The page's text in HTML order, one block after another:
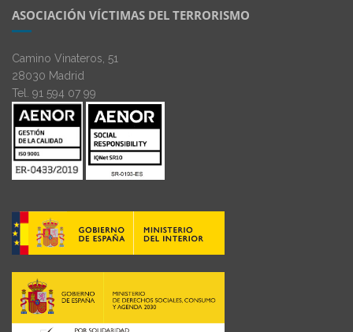
ASOCIACIÓN VÍCTIMAS DEL TERRORISMO
Camino Vinateros, 51
28030 Madrid
Tel. 91 594 07 99